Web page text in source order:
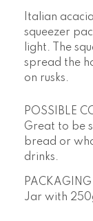
Italian
squeezer
light. The
spread the
on rusks.
POSSIBLE
Great to be
bread or
drinks.
PACKAGING
Jar with